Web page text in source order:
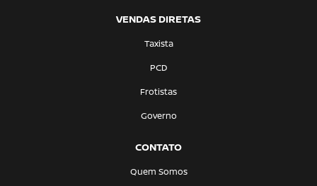
VENDAS DIRETAS
Taxista
PCD
Frotistas
Governo
CONTATO
Quem Somos